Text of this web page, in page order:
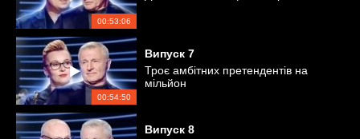
00:53:06
00:54:50
Випуск 7
Троє амбітних претендентів на
мільйон
Випуск 8